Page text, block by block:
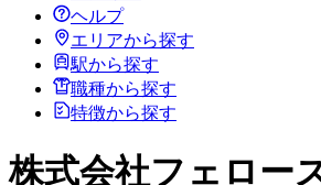
ヘルプ
エリアから探す
駅から探す
職種から探す
特徴から探す
株式会社フェロー